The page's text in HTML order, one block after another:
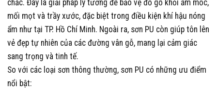
chắc. Đây là giải pháp lý tưởng để bảo vệ đồ gỗ khỏi ẩm mốc,
mối mọt và trầy xước, đặc biệt trong điều kiện khí hậu nóng
ẩm như tại TP. Hồ Chí Minh. Ngoài ra, sơn PU còn giúp tôn lên
vẻ đẹp tự nhiên của các đường vân gỗ, mang lại cảm giác
sang trọng và tinh tế.
So với các loại sơn thông thường, sơn PU có những ưu điểm
nổi bật: